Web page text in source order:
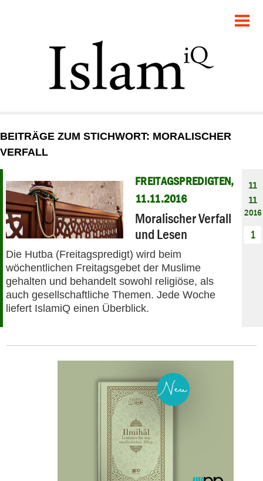
GESELLSCHAFT
STARTSEITE
PANORAMA
BEITRÄGE ZUM STICHWORT: MORALISCHER
VERFALL
FREITAGSPREDIGTEN,
11.11.2016
Moralischer Verfall
und Lesen
Die Hutba (Freitagspredigt) wird beim
wöchentlichen Freitagsgebet der Muslime
gehalten und behandelt sowohl religiöse, als
auch gesellschaftliche Themen. Jede Woche
liefert IslamiQ einen Überblick.
11
11
2016
1